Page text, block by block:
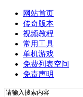
网站首页
传奇版本
视频教程
常用工具
单机游戏
免费列表空间
免责声明